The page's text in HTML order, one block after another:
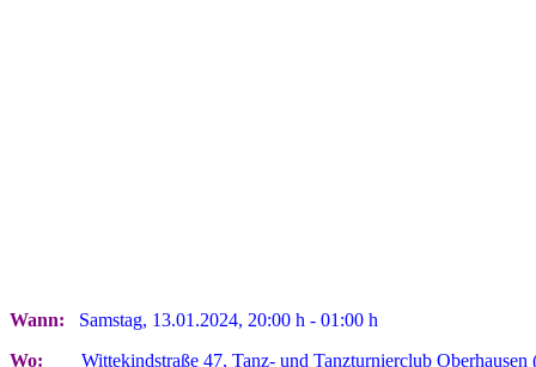
Wann: Samstag, 13.01.2024, 20:00 h - 01:00 h
Wo:
Wittekindstraße 47, Tanz- und Tanzturnierclub Oberhausen